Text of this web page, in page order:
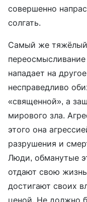
совершенно
солгать.
Самый же
нападает на
несправедливо
«священной», а
мирового зла.
этого она
разрушения и
Люди, обманутые
отдают свою
достигают своих
ценой. Не должно